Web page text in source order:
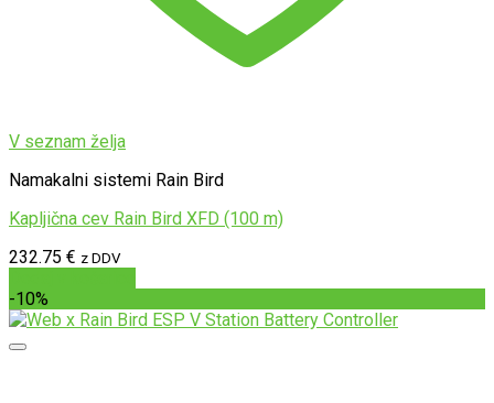
V seznam želja
Namakalni sistemi Rain Bird
Kapljična cev Rain Bird XFD (100 m)
232.75 € z DDV
-10%